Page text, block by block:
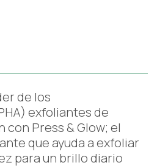
de los
exfoliantes de
Press & Glow; el
que ayuda a exfoliar
para un brillo diario